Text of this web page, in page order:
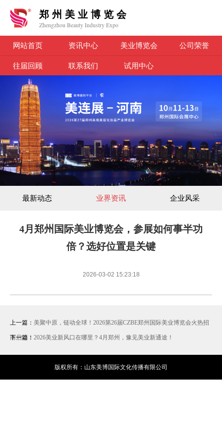
郑州美业博览会
Zhengzhou Beauty Industry Expo
网站首页 资讯中心 美业博览会 公司荣誉
往届回顾 联系我们 试用中心
最新动态 业界资讯 企业风采
展后报告 活动议程
4月郑州国际美业博览会，参展如何事半功
倍？选好位置是关键
2026-03-02 15:23:18
上一篇： 美聚中原，链动全球！2026第26届CZBE郑州国际美业博览会火热招
商启动！
下一篇： 2026美业新风口在哪里？4月郑州，豫见美业新通途！
版权所有：山东美博国际文化传播有限公司